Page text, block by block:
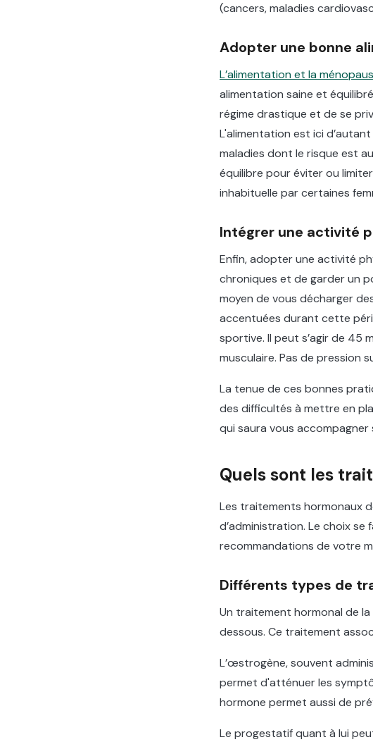
(cancers, maladies
Adopter une bonne
L’alimentation et la
alimentation saine et
régime drastique et de se
L'alimentation est ici
maladies dont le risque est
équilibre pour éviter ou
inhabituelle par certaines
Intégrer une activité
Enfin, adopter une activité
chroniques et de garder un
moyen de vous décharger
accentuées durant cette
sportive. Il peut s’agir de 45
musculaire. Pas de pression
La tenue de ces bonnes
des difficultés à mettre en
qui saura vous
Quels sont les
Les traitements hormonaux
d’administration. Le choix
recommandations de votre
Différents types de
Un traitement hormonal de
dessous. Ce traitement
L’œstrogène, souvent
permet d'atténuer les
hormone permet aussi de
Le progestatif quant à lui